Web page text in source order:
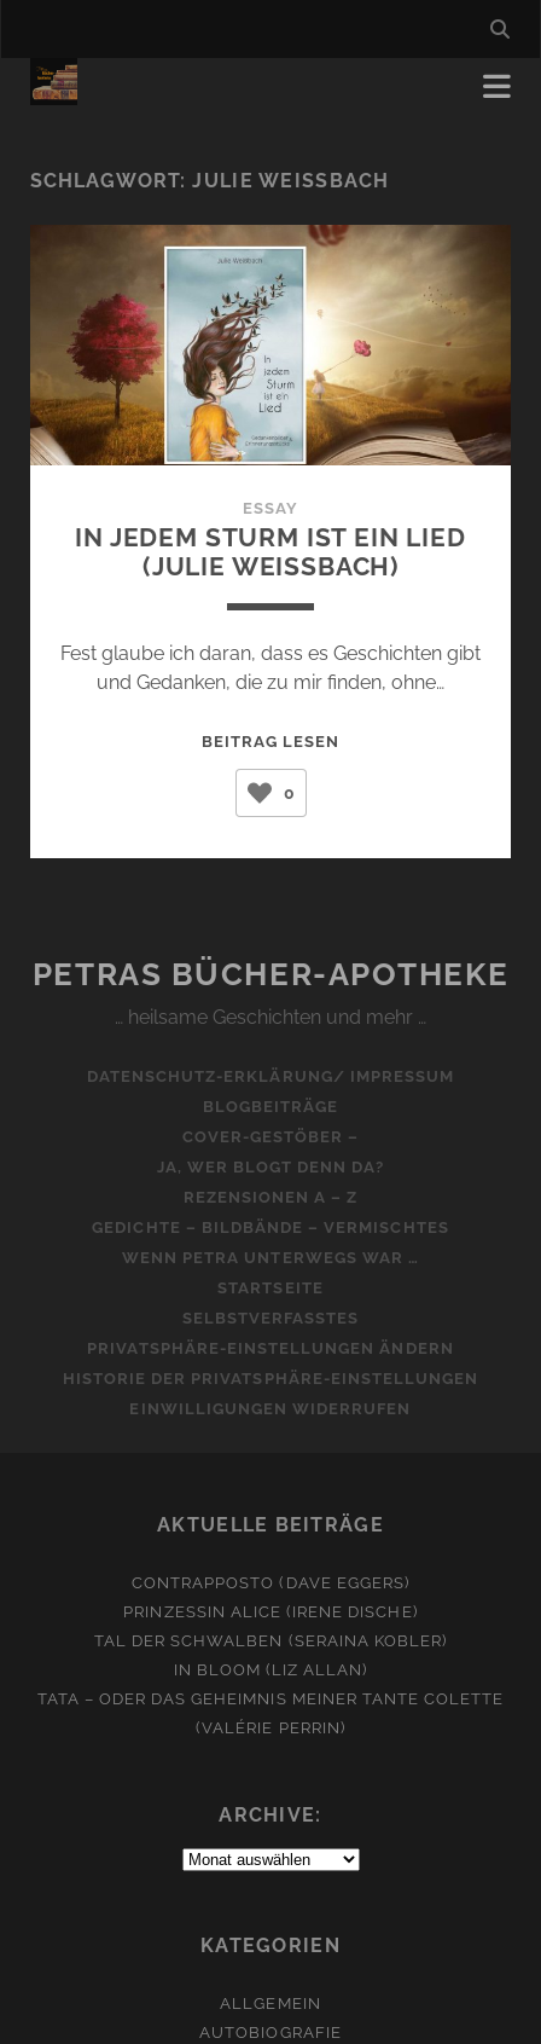
SCHLAGWORT:JULIE WEISSBACH
ESSAY
IN JEDEM STURM IST EIN LIED
(JULIE WEISSBACH)
Fest glaube ich daran, dass es Geschichten gibt
und Gedanken, die zu mir finden, ohne…
BEITRAG LESEN
EIN
0
PETRAS BÜCHER-APOTHEKE
… heilsame Geschichten und mehr …
DATENSCHUTZ-ERKLÄRUNG/ IMPRESSUM
BLOGBEITRÄGE
COVER-GESTÖBER –
JA, WER BLOGT DENN DA?
REZENSIONEN A – Z
GEDICHTE – BILDBÄNDE – VERMISCHTES
WENN PETRA UNTERWEGS WAR …
STARTSEITE
SELBSTVERFASSTES
PRIVATSPHÄRE-EINSTELLUNGEN ÄNDERN
HISTORIE DER PRIVATSPHÄRE-EINSTELLUNGEN
EINWILLIGUNGEN WIDERRUFEN
AKTUELLE BEITRÄGE
CONTRAPPOSTO (DAVE EGGERS)
PRINZESSIN ALICE (IRENE DISCHE)
TAL DER SCHWALBEN (SERAINA KOBLER)
IN BLOOM (LIZ ALLAN)
TATA – ODER DAS GEHEIMNIS MEINER TANTE COLETTE
(VALÉRIE PERRIN)
ARCHIVE:
Archive:
KATEGORIEN
ALLGEMEIN
AUTOBIOGRAFIE